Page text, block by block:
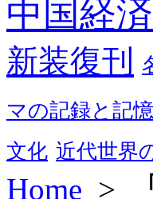
中国経済
新装復刊
マの記録と記憶
文化 近代世界
Home >